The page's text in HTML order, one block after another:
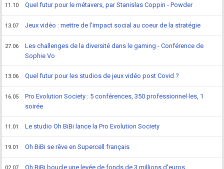
11.10 Quel futur pour le métavers, par Stanislas Coppin - Powder
13.07 Jeux vidéo : mettre de l'impact social au coeur de la stratégie
27.06
Les challenges de la diversité dans le gaming - Conférence de
Sophie Vo
13.06 Quel futur pour les studios de jeux vidéo post Covid ?
16.05
Pro Evolution Society : 5 conférences, 350 professionnel·les, 1
soirée
11.01 Le studio Oh BiBi lance la Pro Evolution Society
19.01 Oh BiBi se rêve en Supercell français
Oh BiBi boucle une levée de fonds de 3 millions d'euros